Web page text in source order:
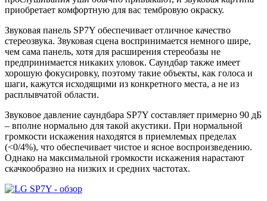
приобретает комфортную для вас тембровую окраску.
Звуковая панель SP7Y обеспечивает отличное качество
стереозвука. Звуковая сцена воспринимается немного шире,
чем сама панель, хотя для расширения стереобазы не
предпринимается никаких уловок. Саундбар также имеет
хорошую фокусировку, поэтому такие объекты, как голоса и
шаги, кажутся исходящими из конкретного места, а не из
расплывчатой области.
Звуковое давление саундбара SP7Y составляет примерно 90 дБ
– вполне нормально для такой акустики. При нормальной
громкости искажения находятся в приемлемых пределах
(<0/4%), что обеспечивает чистое и ясное воспроизведению.
Однако на максимальной громкости искажения нарастают
скачкообразно на низких и средних частотах.